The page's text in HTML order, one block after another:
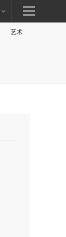
艺术